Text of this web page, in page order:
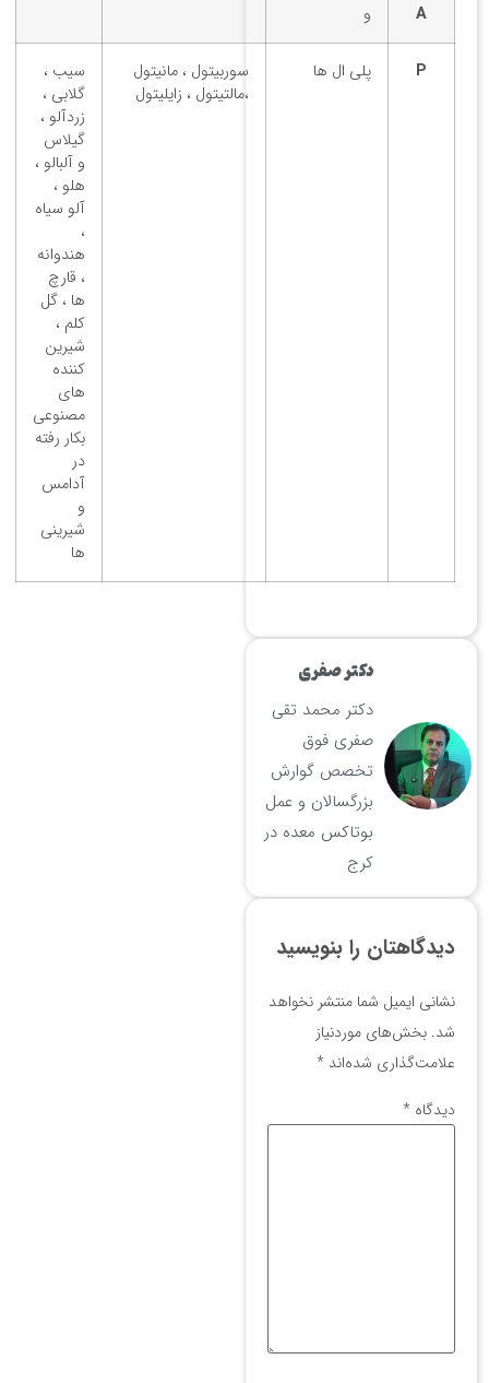
A و
P پلی ال ها
سوربیتول ، مانیتول
،مالتیتول ، زایلیتول
سیب ،
گلابی ،
زردآلو ،
گیلاس
و آلبالو ،
هلو ،
آلو سیاه
،
هندوانه
، قارچ
ها ، گل
کلم ،
شیرین
کننده
های
مصنوعی
بکار رفته
در
آدامس
و
شیرینی
ها
دکتر صفری
دکتر محمد تقی
صفری فوق
تخصص گوارش
بزرگسالان و عمل
بوتاکس معده در
کرج
دیدگاهتان را بنویسید
نشانی ایمیل شما منتشر نخواهد
شد. بخش‌های موردنیاز
علامت‌گذاری شده‌اند *
دیدگاه *